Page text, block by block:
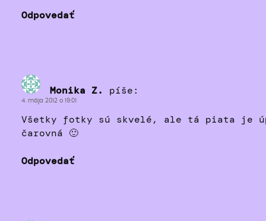
Odpovedať
Monika Z. píše:
4. mája 2012 o 19:01
Všetky fotky sú skvelé, ale tá piata je
čarovná 🙂
Odpovedať